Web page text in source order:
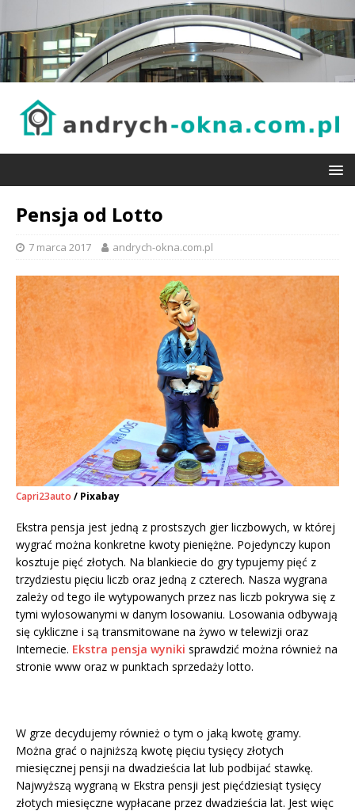
Pensja od Lotto
7 marca 2017 andrych-okna.com.pl
Capri23auto / Pixabay
Ekstra pensja jest jedną z prostszych gier liczbowych, w której
wygrać można konkretne kwoty pieniężne. Pojedynczy kupon
kosztuje pięć złotych. Na blankiecie do gry typujemy pięć z
trzydziestu pięciu liczb oraz jedną z czterech. Nasza wygrana
zależy od tego ile wytypowanych przez nas liczb pokrywa się z
tymi wylosowanymi w danym losowaniu. Losowania odbywają
się cykliczne i są transmitowane na żywo w telewizji oraz
Internecie. Ekstra pensja wyniki sprawdzić można również na
stronie www oraz w punktach sprzedaży lotto.
W grze decydujemy również o tym o jaką kwotę gramy.
Można grać o najniższą kwotę pięciu tysięcy złotych
miesięcznej pensji na dwadzieścia lat lub podbijać stawkę.
Najwyższą wygraną w Ekstra pensji jest pięćdziesiąt tysięcy
złotych miesięczne wypłacane przez dwadzieścia lat. Jest więc